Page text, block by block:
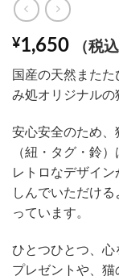
¥1,650 （税込
国産の天然また
み処オリジナルの
安心安全のため
（紐・タグ・鈴
レトロなデザイ
しんでいただけ
っています。
ひとつひとつ、
プレゼントや、